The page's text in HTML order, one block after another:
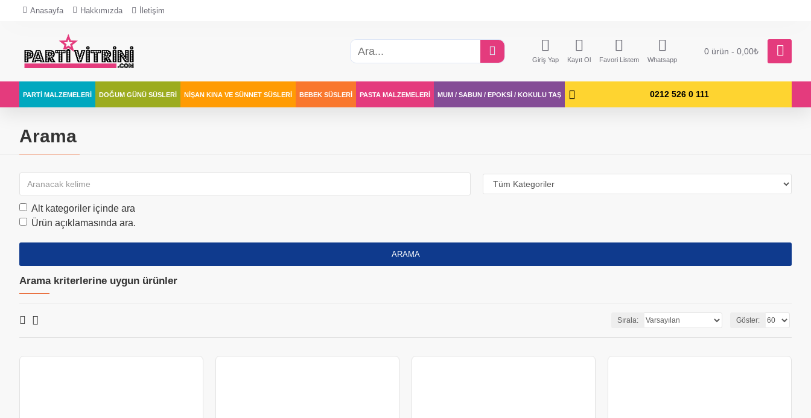
Anasayfa Hakkımızda İletişim
Giriş Yap Kayıt Ol Favori Listem Whatsapp
0 ürün - 0,00₺
PARTI MALZEMELERI DOĞUM GÜNÜ SÜSLERI NIŞAN KINA VE SÜNNET SÜSLERI BEBEK SÜSLERI PASTA MALZEMELERI MUM / SABUN / EPOKSI / KOKULU TAŞ 0212 526 0 111
Arama
Alt kategoriler içinde ara
Ürün açıklamasında ara.
ARAMA
Arama kriterlerine uygun ürünler
Sırala: Göster: